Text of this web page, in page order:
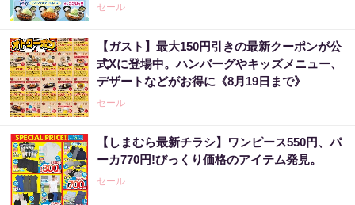
セール
【ガスト】最大150円引きの最新クーポンが公
式Xに登場中。ハンバーグやキッズメニュー、
デザートなどがお得に《8月19日まで》
セール
【しまむら最新チラシ】ワンピース550円、パ
ーカ770円!びっくり価格のアイテム発見。
セール